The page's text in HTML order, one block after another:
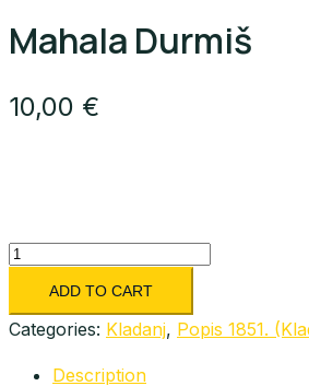
Mahala Durmiš
10,00 €
Mahala
quantity
ADD TO CART
Categories: Kladanj, Popis 1851.
Description